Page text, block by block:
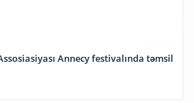
Annecy festivalında təmsil